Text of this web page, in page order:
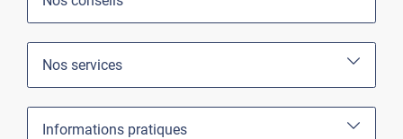
Nos services
Informations pratiques